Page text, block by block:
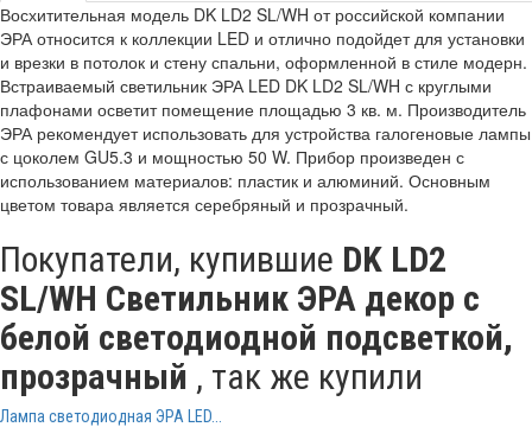
Восхитительная модель DK LD2 SL/WH от российской компании
ЭРА относится к коллекции LED и отлично подойдет для установки
и врезки в потолок и стену спальни, оформленной в стиле модерн.
Встраиваемый светильник ЭРА LED DK LD2 SL/WH с круглыми
плафонами осветит помещение площадью 3 кв. м. Производитель
ЭРА рекомендует использовать для устройства галогеновые лампы
с цоколем GU5.3 и мощностью 50 W. Прибор произведен с
использованием материалов: пластик и алюминий. Основным
цветом товара является серебряный и прозрачный.
Покупатели, купившие DK LD2
SL/WH Светильник ЭРА декор c
белой светодиодной подсветкой,
прозрачный , так же купили
Лампа светодиодная ЭРА LED...